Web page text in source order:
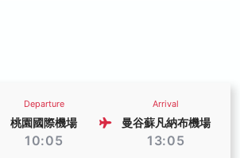
Departure
桃園國際機場
10:05
Arrival
曼谷蘇凡納布機場
13:05